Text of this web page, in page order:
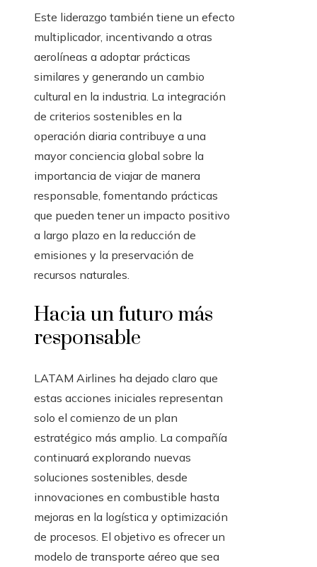
Este liderazgo también tiene un efecto
multiplicador, incentivando a otras
aerolíneas a adoptar prácticas
similares y generando un cambio
cultural en la industria. La integración
de criterios sostenibles en la
operación diaria contribuye a una
mayor conciencia global sobre la
importancia de viajar de manera
responsable, fomentando prácticas
que pueden tener un impacto positivo
a largo plazo en la reducción de
emisiones y la preservación de
recursos naturales.
Hacia un futuro más
responsable
LATAM Airlines ha dejado claro que
estas acciones iniciales representan
solo el comienzo de un plan
estratégico más amplio. La compañía
continuará explorando nuevas
soluciones sostenibles, desde
innovaciones en combustible hasta
mejoras en la logística y optimización
de procesos. El objetivo es ofrecer un
modelo de transporte aéreo que sea